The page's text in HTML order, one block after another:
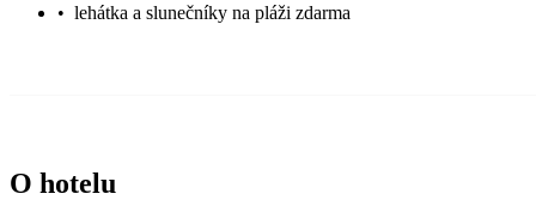
• lehátka a slunečníky na pláži zdarma
O hotelu